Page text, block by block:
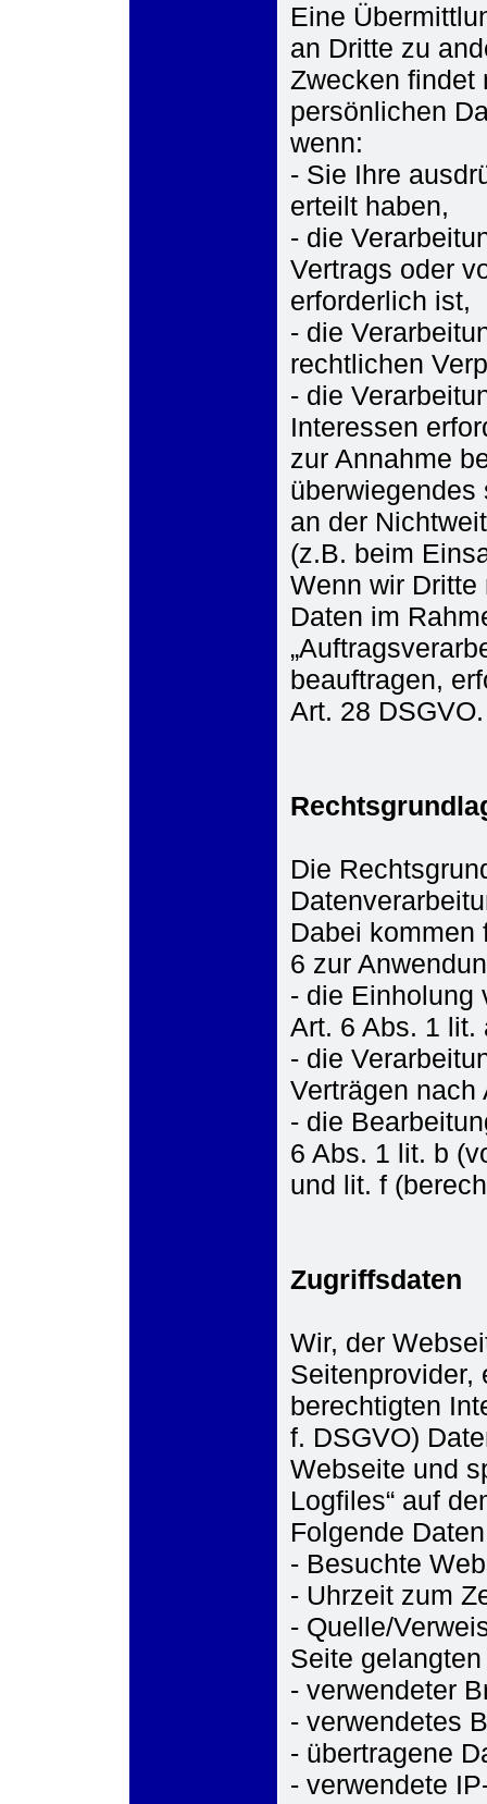
Eine
an Dritte zu
Zwecken findet
persönlichen
wenn:
- Sie Ihre
erteilt haben,
- die
Vertrags oder
erforderlich ist,
- die
rechtlichen
- die
Interessen
zur Annahme
an der
(z.B. beim
Wenn wir Dritte
Daten im
beauftragen,
Art. 28 DSGVO.
Die
Dabei kommen
6 zur
- die Einholung
Art. 6 Abs. 1 lit.
- die
Verträgen nach
- die
6 Abs. 1 lit. b
und lit. f
Zugriffsdaten
Wir, der
Seitenprovider,
berechtigten
f. DSGVO)
Webseite und
Logfiles“ auf
Folgende
- Besuchte
- Uhrzeit zum
- Quelle/
Seite gelangten
- verwendeter
- verwendetes
- übertragene
- verwendete